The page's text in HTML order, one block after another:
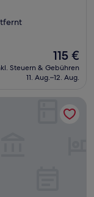
Der
Preis
beträgt
115 €
Steuern & Gebühren
11. Aug.–12. Aug.